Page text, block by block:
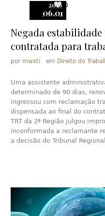
2016
06.01
0
Negada
contratada para
por mwxti em Direito do
Uma assistente
determinado de 90 dias,
ingressou com reclamação
dispensada ao final do
TRT da 2ª Região julgou
inconformada a reclamante
a decisão do Tribunal